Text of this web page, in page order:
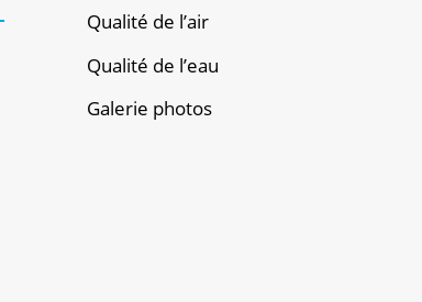
Qualité de l’air
Qualité de l’eau
Galerie photos